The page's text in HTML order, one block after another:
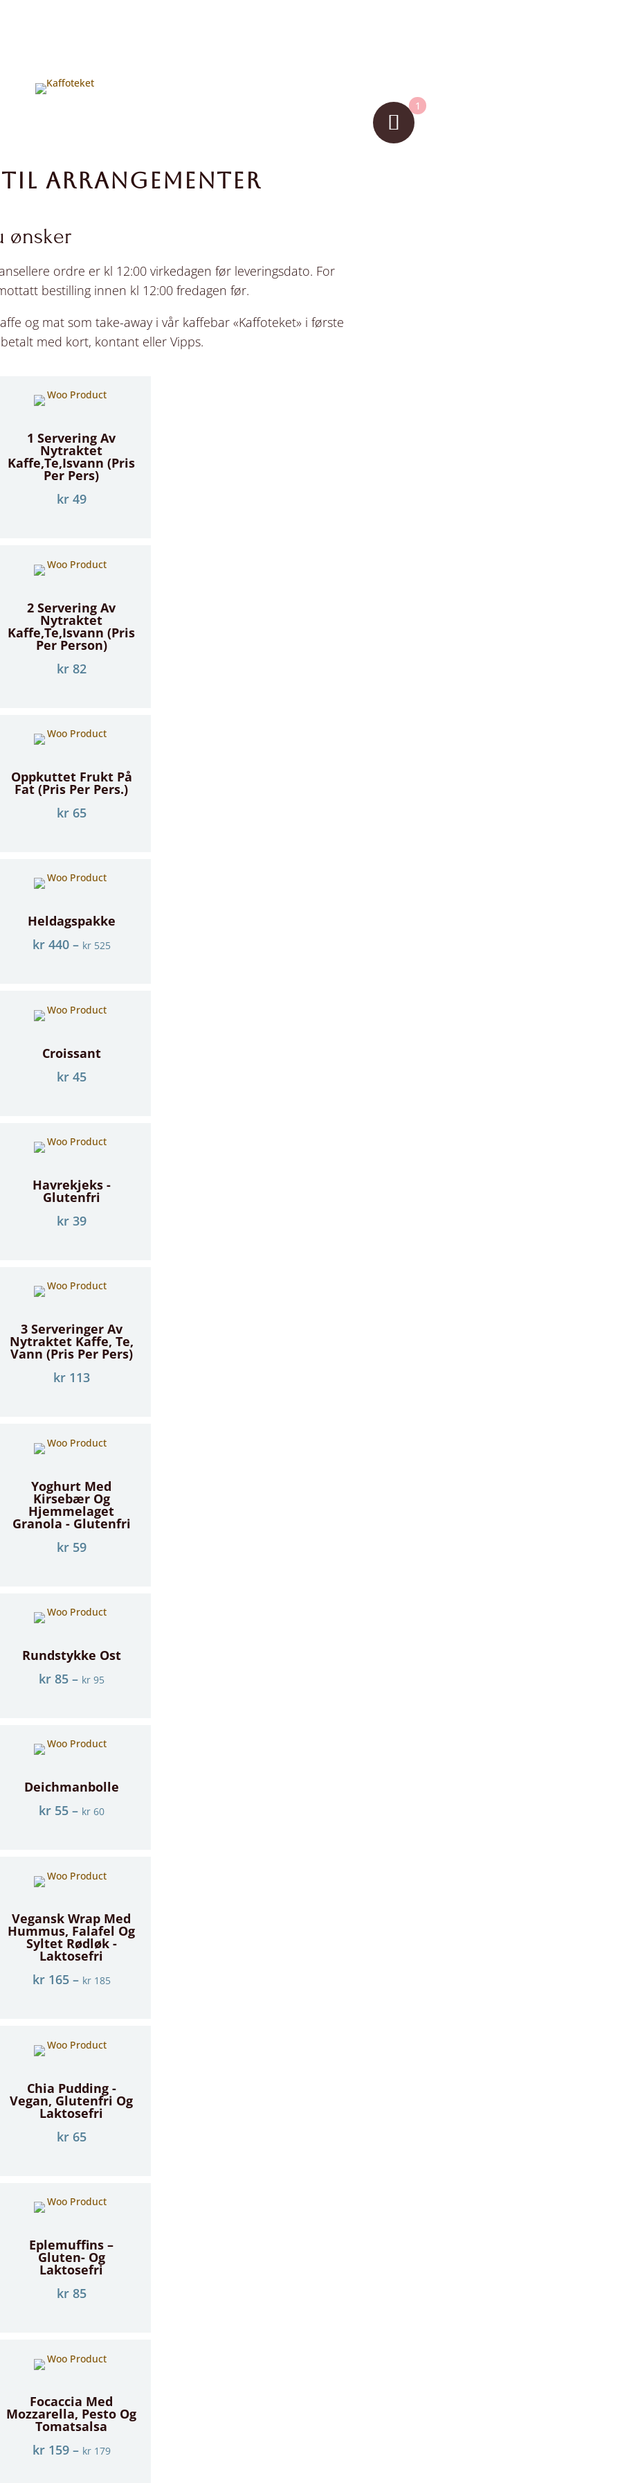
1
ARRANGEMENTER
ønsker
ordre er kl 12:00 virkedagen før leveringsdato. For
bestilling innen kl 12:00 fredagen før.
og mat som take-away i vår kaffebar «Kaffoteket» i første
med kort, kontant eller Vipps.
1 Servering Av
Nytraktet
Kaffe,te,isvann (Pris
Per Pers)
kr49
2 Servering Av
Nytraktet
Kaffe,te,isvann (pris
Per Person)
kr82
Oppkuttet Frukt På
Fat (pris Per Pers.)
kr65
Heldagspakke
kr440– kr525
Croissant
kr45
Havrekjeks -
Glutenfri
kr39
3 Serveringer Av
Nytraktet Kaffe, Te,
Vann (Pris Per Pers)
kr113
Yoghurt Med
Kirsebær Og
Hjemmelaget
Granola - Glutenfri
kr59
Rundstykke Ost
kr85– kr95
Deichmanbolle
kr55– kr60
Vegansk Wrap Med
Hummus, Falafel Og
Syltet Rødløk -
Laktosefri
kr165– kr185
Chia Pudding -
Vegan, Glutenfri Og
Laktosefri
kr65
Eplemuffins –
Gluten- Og
Laktosefri
kr85
Focaccia Med
Mozzarella, Pesto Og
Tomatsalsa
kr159– kr179